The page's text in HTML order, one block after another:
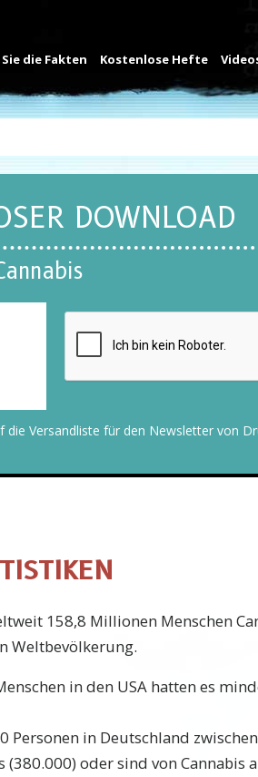
die Fakten Kostenlose Hefte
DOWNLOAD
die Versandliste für den Newsletter von
158,8 Millionen Menschen
Weltbevölkerung.
in den USA hatten es
Personen in Deutschland
(380.000) oder sind von Cannabis